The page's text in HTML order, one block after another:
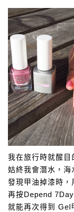
我在旅行時就醒目
姑終我會潛水，海
發現甲油掉漆時，
再按Depend 7Day
就能再次得到 Gel